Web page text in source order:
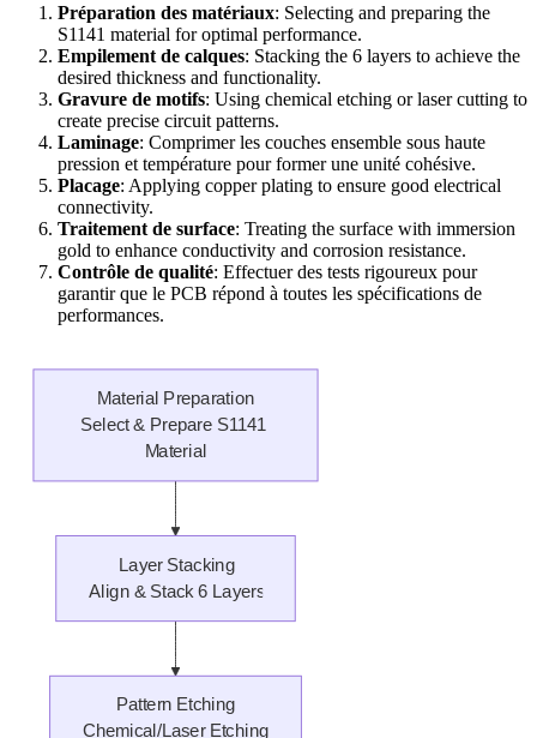
Préparation des matériaux: Selecting and preparing the
S1141 material for optimal performance.
Empilement de calques: Stacking the 6 layers to achieve the
desired thickness and functionality.
Gravure de motifs: Using chemical etching or laser cutting to
create precise circuit patterns.
Laminage: Comprimer les couches ensemble sous haute
pression et température pour former une unité cohésive.
Placage: Applying copper plating to ensure good electrical
connectivity.
Traitement de surface: Treating the surface with immersion
gold to enhance conductivity and corrosion resistance.
Contrôle de qualité: Effectuer des tests rigoureux pour
garantir que le PCB répond à toutes les spécifications de
performances.